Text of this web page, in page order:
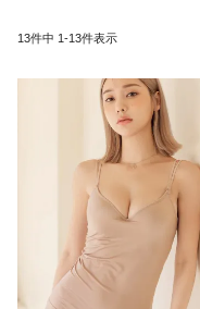
13件中 1-13件表示